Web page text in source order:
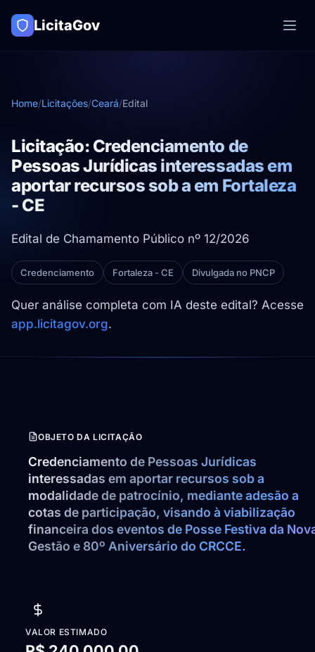
LicitaGov
Home/Licitações/Ceará/Edital
Licitação: Credenciamento de
Pessoas Jurídicas interessadas em
aportar recursos sob a em Fortaleza
- CE
Edital de Chamamento Público nº 12/2026
Credenciamento Fortaleza - CE Divulgada no PNCP
Quer análise completa com IA deste edital? Acesse
app.licitagov.org.
OBJETO DA LICITAÇÃO
Credenciamento de Pessoas Jurídicas
interessadas em aportar recursos sob a
modalidade de patrocínio, mediante adesão a
cotas de participação, visando à viabilização
financeira dos eventos de Posse Festiva da
Gestão e 80º Aniversário do CRCCE.
VALOR ESTIMADO